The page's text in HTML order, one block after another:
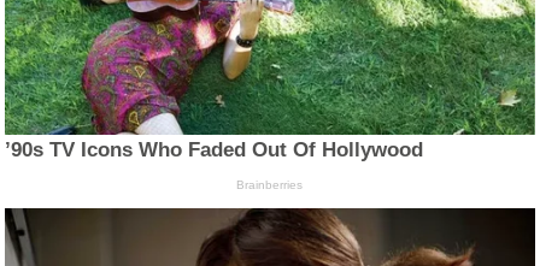
’90s TV Icons Who Faded Out Of Hollywood
Brainberries